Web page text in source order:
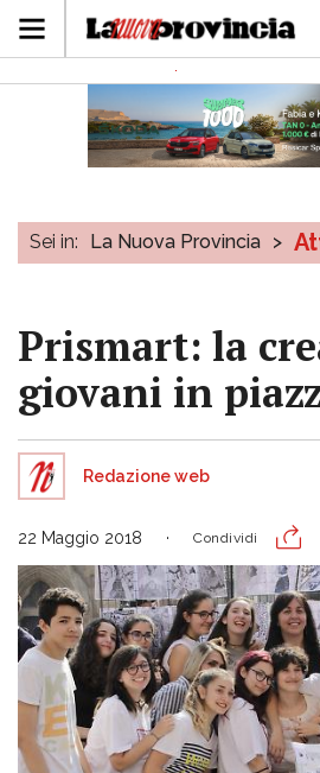
Sei in: La Nuova Provincia >
Prismart: la
giovani in
Redazione web
22 Maggio 2018 Condividi